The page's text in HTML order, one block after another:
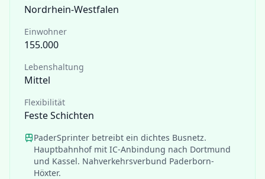
Nordrhein-Westfalen
Einwohner
155.000
Lebenshaltung
Mittel
Flexibilität
Feste Schichten
PaderSprinter betreibt ein dichtes Busnetz.
Hauptbahnhof mit IC-Anbindung nach Dortmund
und Kassel. Nahverkehrsverbund Paderborn-
Höxter.